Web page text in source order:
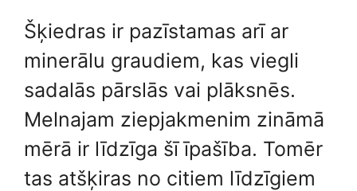
Šķiedras ir pazīstamas arī ar
minerālu graudiem, kas viegli
sadalās pārslās vai plāksnēs.
Melnajam ziepjakmenim zināmā
mērā ir līdzīga šī īpašība. Tomēr
tas atšķiras no citiem līdzīgiem